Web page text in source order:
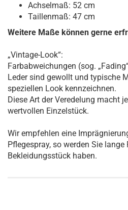
Achselmaß: 52 cm
Taillenmaß: 47 cm
Weitere Maße können gerne
„Vintage-Look“:
Farbabweichungen (sog.
Leder sind gewollt und typische
speziellen Look kennzeichnen.
Diese Art der Veredelung macht
wertvollen Einzelstück.
Wir empfehlen eine
Pflegespray, so werden Sie lange
Bekleidungsstück haben.